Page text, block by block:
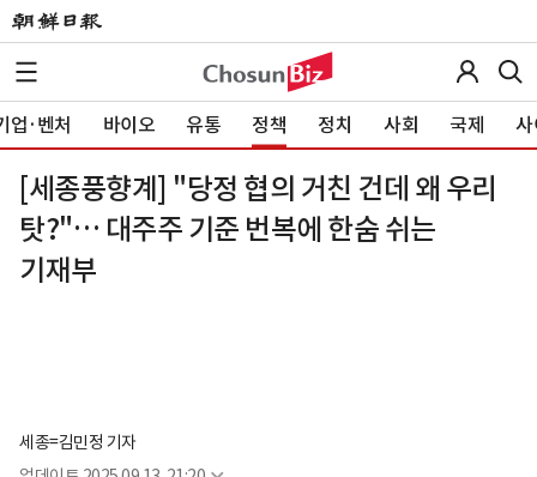
업·벤처 바이오 유통 정책 정치 사회 국제 사
[세종풍향계] "당정 협의 거친 건데 왜 우리
탓?"… 대주주 기준 번복에 한숨 쉬는
기재부
세종=김민정 기자